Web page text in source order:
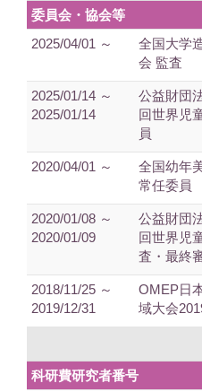
委員会・協会等
2025/04/01 ～
全国大学
会 監査
2025/01/14 ～
2025/01/14
公益財団
回世界児
員
2020/04/01 ～
全国幼年
常任委員
2020/01/08 ～
2020/01/09
公益財団
回世界児
査・最終
2018/11/25 ～
2019/12/31
OMEP日
域大会
科研費研究者番号